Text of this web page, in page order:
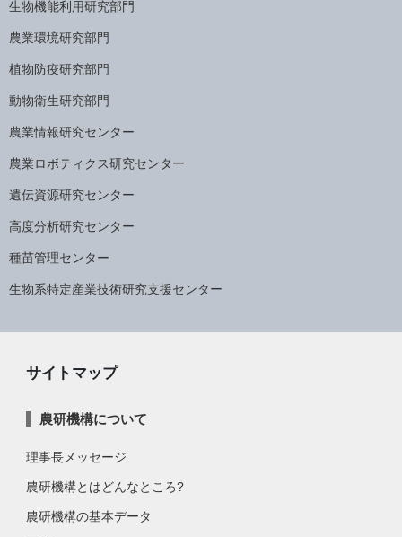
生物機能利用研究部門
農業環境研究部門
植物防疫研究部門
動物衛生研究部門
農業情報研究センター
農業ロボティクス研究センター
遺伝資源研究センター
高度分析研究センター
種苗管理センター
生物系特定産業技術研究支援センター
サイトマップ
農研機構について
理事長メッセージ
農研機構とはどんなところ?
農研機構の基本データ